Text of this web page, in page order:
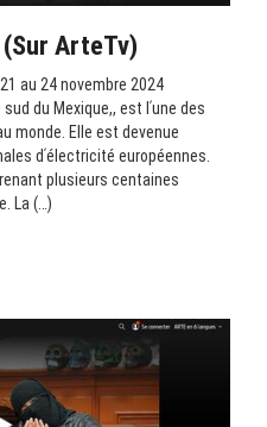
(sur ArteTv)
au 24 novembre 2024
du Mexique,, est lʹune des
monde. Elle est devenue
dʹélectricité européennes.
plusieurs centaines
La (…)